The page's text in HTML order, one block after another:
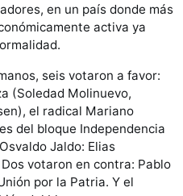
en un país donde más
activa ya
seis votaron a favor:
(Soledad Molinuevo,
el radical Mariano
del bloque Independencia
Jaldo: Elias
votaron en contra: Pablo
por la Patria. Y el